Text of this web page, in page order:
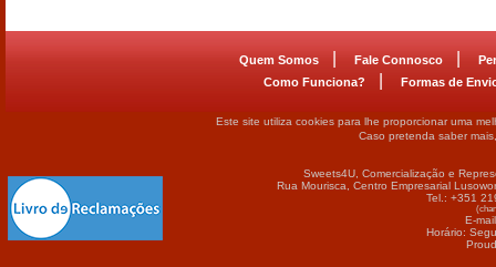
Quem Somos Fale Connosco
Como Funciona?
Formas de
Este site utiliza cookies para lhe proporcionar uma
Caso pretenda saber
Sweets4U, Comercialização e
Rua Mourisca, Centro Empresarial
Tel.: +351
E-
Horário: